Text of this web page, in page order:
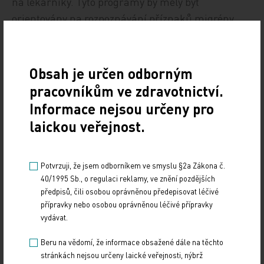
orientovány na rozpoznávání příznaků migrény
lékárníci tam, kde mohou diagnostikovat
a doporučovat léčbu na předpis. „Je ale důležité,
aby byli dostatečně informováni, chráněni
a motivováni k aktivnímu zapojení. Právní ochrana
a jasné metodické pokyny mohou lékárníkům
a správnému nasměrování pacientů, čímž
pomohou odlehčit přetížené primární péči,“ míní
autoři dokumentu. Dodávají však, že lékárníci
mohou stále sehrávat zásadní roli i v systémech,
na předpis. „Mohou významně pomoci včasným
Obsah je určen odborným
pracovníkům ve zdravotnictví.
Informace nejsou určeny pro
laickou veřejnost.
Potvrzuji, že jsem odborníkem ve smyslu §2a Zákona č.
40/1995 Sb., o regulaci reklamy, ve znění pozdějších
předpisů, čili osobou oprávněnou předepisovat léčivé
přípravky nebo osobou oprávněnou léčivé přípravky
vydávat.
Beru na vědomí, že informace obsažené dále na těchto
stránkách nejsou určeny laické veřejnosti, nýbrž